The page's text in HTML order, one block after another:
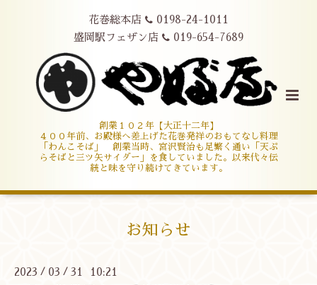
花巻総本店
0198-24-1011
盛岡駅フェザン店
019-654-7689
創業１０２年【大正十二年】
４００年前、お殿様へ差上げた花巻発祥のおもてなし料理
「わんこそば」 創業当時、宮沢賢治も足繁く通い「天ぷ
らそばと三ツ矢サイダー」を食していました。以来代々伝
統と味を守り続けてきています。
お知らせ
2023 / 03 / 31 10:21